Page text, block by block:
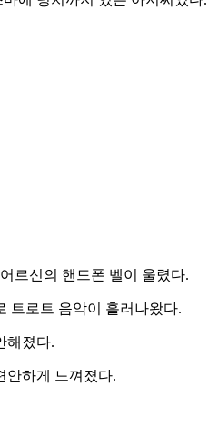
르신의 핸드폰 벨이 울렸다.
트로트 음악이 흘러나왔다.
해졌다.
안하게 느껴졌다.